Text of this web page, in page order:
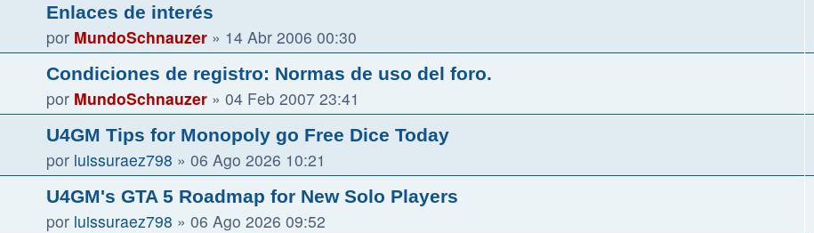
Enlaces de interés
por MundoSchnauzer » 14 Abr 2006 00:30
Condiciones de registro: Normas de uso del foro.
por MundoSchnauzer » 04 Feb 2007 23:41
U4GM Tips for Monopoly go Free Dice Today
por luissuraez798 » 06 Ago 2026 10:21
U4GM's GTA 5 Roadmap for New Solo Players
por luissuraez798 » 06 Ago 2026 09:52